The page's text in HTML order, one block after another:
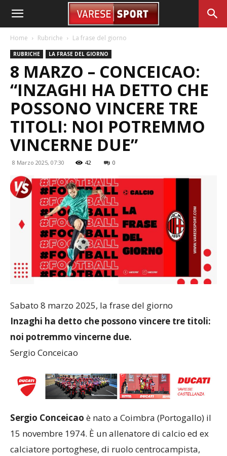
Home Rubriche La frase del giorno
RUBRICHE LA FRASE DEL GIORNO
8 MARZO – CONCEICAO:
“INZAGHI HA DETTO CHE
POSSONO VINCERE TRE
TITOLI: NOI POTREMMO
VINCERNE DUE”
8 Marzo 2025, 07:30 42 0
Sabato 8 marzo 2025, la frase del giorno
Inzaghi ha detto che possono vincere tre titoli:
noi potremmo vincerne due.
Sergio Conceicao
Sergio Conceicao è nato a Coimbra (Portogallo) il
15 novembre 1974. È un allenatore di calcio ed ex
calciatore portoghese, di ruolo centrocampista,